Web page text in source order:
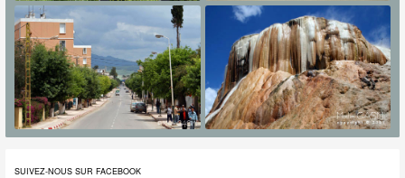
SUIVEZ-NOUS SUR FACEBOOK